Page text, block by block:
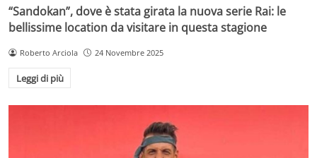
“Sandokan”, dove è stata girata la nuova serie Rai: le
bellissime location da visitare in questa stagione
Roberto Arciola 24 Novembre 2025
Leggi di più